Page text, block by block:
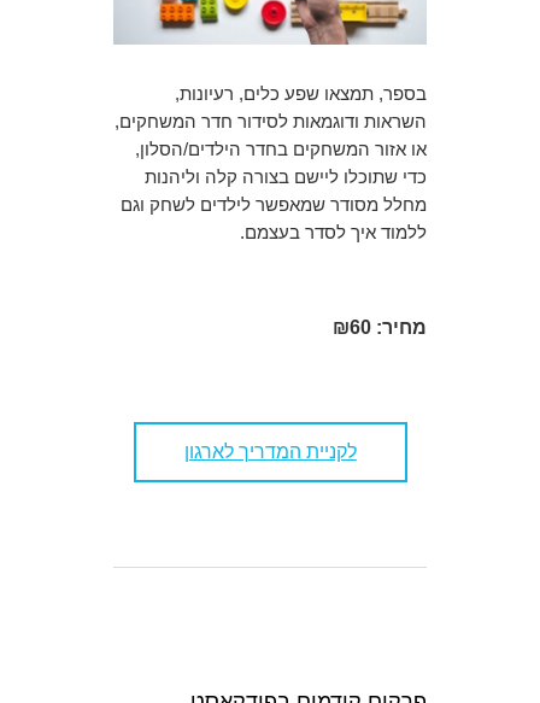
בספר, תמצאו שפע כלים, רעיונות,
השראות ודוגמאות לסידור חדר המשחקים,
או אזור המשחקים בחדר הילדים/הסלון,
כדי שתוכלו ליישם בצורה קלה וליהנות
מחלל מסודר שמאפשר לילדים לשחק וגם
ללמוד איך לסדר בעצמם.
מחיר: ₪60
לקניית המדריך לארגון